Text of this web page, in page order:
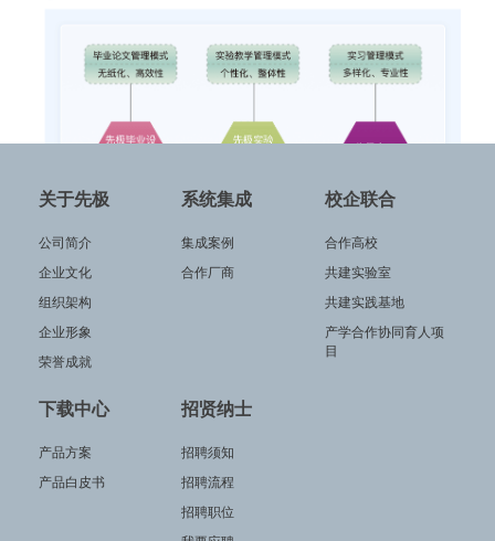
关于先极
公司简介
企业文化
组织架构
企业形象
荣誉成就
系统集成
集成案例
合作厂商
校企联合
合作高校
共建实验室
共建实践基地
产学合作协同育人项
目
下载中心
产品方案
产品白皮书
招贤纳士
招聘须知
招聘流程
招聘职位